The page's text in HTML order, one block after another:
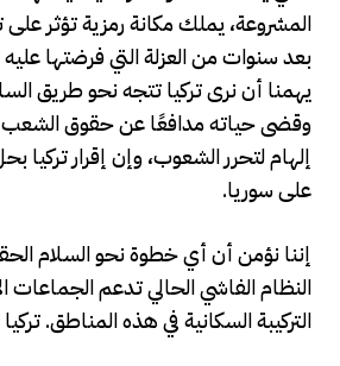
المشروعة، يملك مكانة رمزية تؤثر
بعد سنوات من العزلة التي فرضتها
يهمنا أن نرى تركيا تتجه نحو طريق
وقضى حياته مدافعًا عن حقوق الشعب
إلهام لتحرر الشعوب، وإن إقرار
على سوريا.
إننا نؤمن أن أي خطوة نحو السلام
النظام الفاشي الحالي تدعم
التركيبة السكانية في هذه المناطق.